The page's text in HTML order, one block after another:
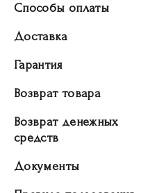
Способы оплаты
Доставка
Гарантия
Возврат товара
Возврат денежных
средств
Документы